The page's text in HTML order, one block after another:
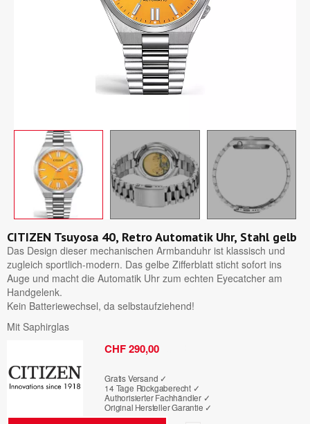
CITIZEN Tsuyosa 40, Retro Automatik Uhr, Stahl gelb
Das Design dieser mechanischen Armbanduhr ist klassisch und
zugleich sportlich-modern. Das gelbe Zifferblatt sticht sofort ins
Auge und macht die Automatik Uhr zum echten Eyecatcher am
Handgelenk.
Kein Batteriewechsel, da selbstaufziehend!
Mit Saphirglas
CHF 290,00
Gratis Versand ✓
14 Tage Rückgaberecht ✓
Authorisierter Fachhändler ✓
Original Hersteller Garantie ✓